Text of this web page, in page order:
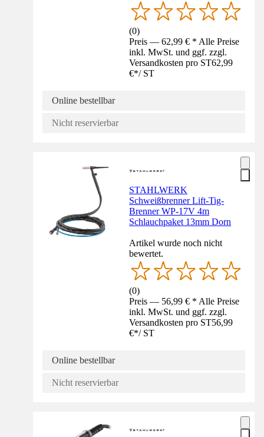
(0)
Preis — 62,99 € * Alle Preise
inkl. MwSt. und ggf. zzgl.
Versandkosten pro ST62,99
€*/ ST
Online bestellbar
Nicht reservierbar
STAHLWERK
Schweißbrenner Lift-Tig-
Brenner WP-17V 4m
Schlauchpaket 13mm Dorn
Artikel wurde noch nicht
bewertet.
(0)
Preis — 56,99 € * Alle Preise
inkl. MwSt. und ggf. zzgl.
Versandkosten pro ST56,99
€*/ ST
Online bestellbar
Nicht reservierbar